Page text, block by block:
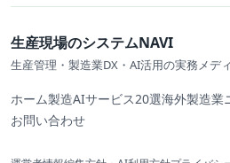
生産現場のシステムNAVI
生産管理・製造業DX・AI活用の実務メデ
ホーム製造AIサービス20選海外製造業
お問い合わせ